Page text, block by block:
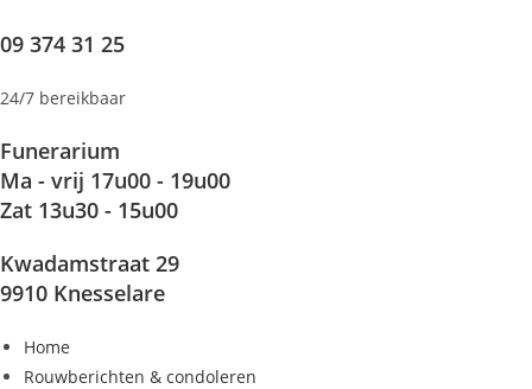
naar
09 374 31 25
24/7 bereikbaar
Funerarium
Ma - vrij 17u00 - 19u00
Zat 13u30 - 15u00
Kwadamstraat 29
9910 Knesselare
Home
Rouwberichten & condoleren